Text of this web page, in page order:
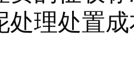
处理处置